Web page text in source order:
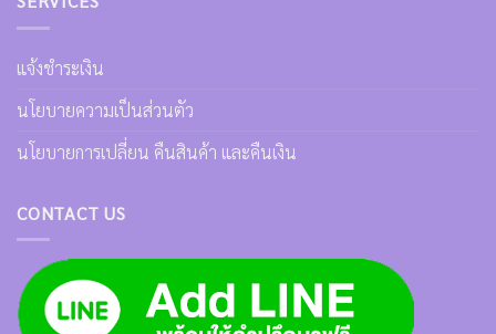
แจ้งชำระเงิน
นโยบายความเป็นส่วนตัว
นโยบายการเปลี่ยน คืนสินค้า และคืนเงิน
CONTACT US